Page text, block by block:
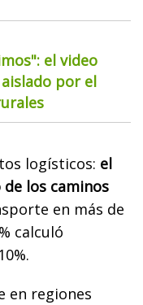
el video
por el
logísticos: el
los caminos
en más de
calculó
en regiones